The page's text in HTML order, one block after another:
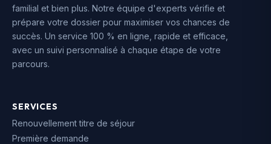
familial et bien plus. Notre équipe d'experts vérifie et
prépare votre dossier pour maximiser vos chances de
succès. Un service 100 % en ligne, rapide et efficace,
avec un suivi personnalisé à chaque étape de votre
parcours.
SERVICES
Renouvellement titre de séjour
Première demande